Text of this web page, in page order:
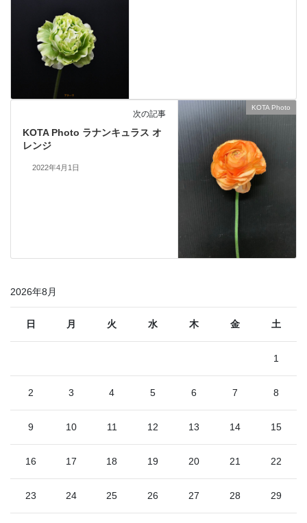
KOTA Photo
次の記事
KOTA Photo ラナンキュラス オ
レンジ
2022年4月1日
2026年8月
日 月 火 水 木 金 土
1
2 3 4 5 6 7 8
9 10 11 12 13 14 15
16 17 18 19 20 21 22
23 24 25 26 27 28 29